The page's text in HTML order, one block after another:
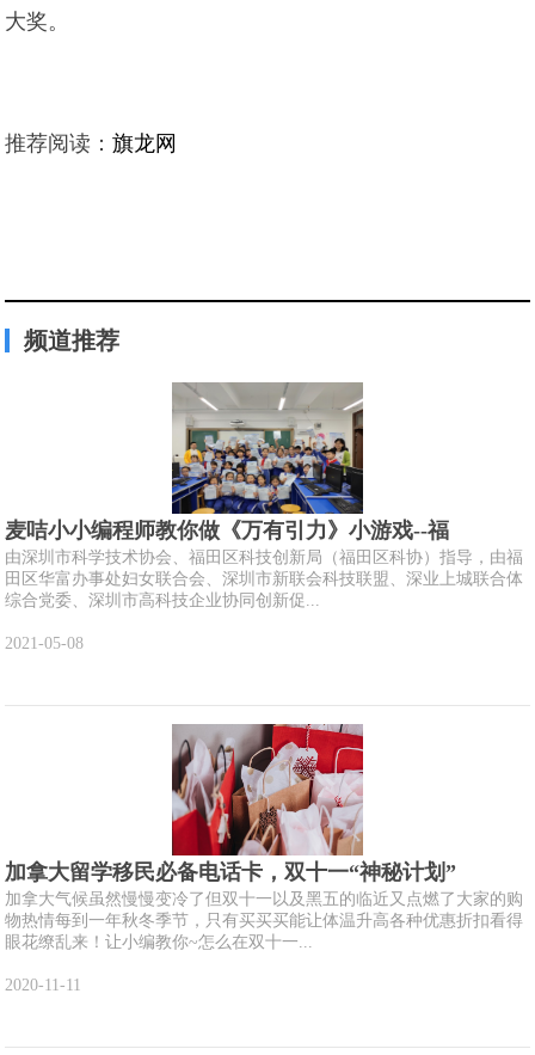
大奖。
推荐阅读：旗龙网
频道推荐
麦咭小小编程师教你做《万有引力》小游戏--福
由深圳市科学技术协会、福田区科技创新局（福田区科协）指导，由福
田区华富办事处妇女联合会、深圳市新联会科技联盟、深业上城联合体
综合党委、深圳市高科技企业协同创新促...
2021-05-08
加拿大留学移民必备电话卡，双十一“神秘计划”
加拿大气候虽然慢慢变冷了但双十一以及黑五的临近又点燃了大家的购
物热情每到一年秋冬季节，只有买买买能让体温升高各种优惠折扣看得
眼花缭乱来！让小编教你~怎么在双十一...
2020-11-11